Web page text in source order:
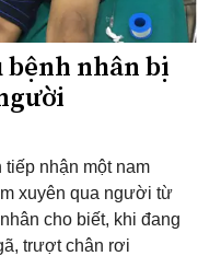
bệnh nhân bị
tiếp nhận một nam
xuyên qua người từ
cho biết, khi đang
trượt chân rơi